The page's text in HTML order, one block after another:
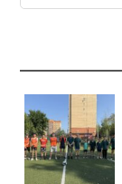
o
as
s
ni
ki